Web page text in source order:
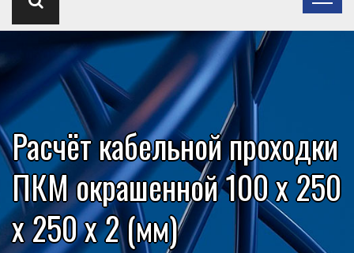
Расчёт кабельной проходки
ПКМ окрашенной 100 x 250
x 250 x 2 (мм)